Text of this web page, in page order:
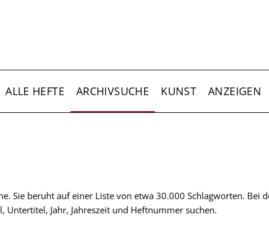
ALLE HEFTE ARCHIVSUCHE KUNST ANZEIGEN
Sie beruht auf einer Liste von etwa 30.000 Schlagworten. Bei
Untertitel, Jahr, Jahreszeit und Heftnummer suchen.